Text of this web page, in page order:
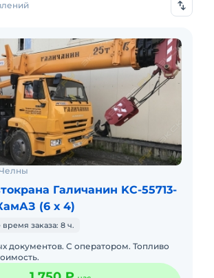
Галичанин KC-55713-
1В шасси КамАЗ (6 х 4)
заказа: 8 ч.
документов. С оператором. Топливо